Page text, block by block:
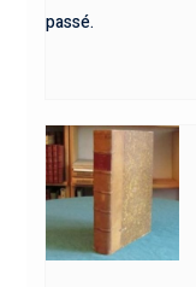
passé.